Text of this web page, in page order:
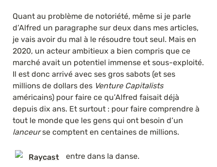
Quant au problème de notoriété, même si je parle
d’Alfred un paragraphe sur deux dans mes articles,
je vais avoir du mal à le résoudre tout seul. Mais en
2020, un acteur ambitieux a bien compris que ce
marché avait un potentiel immense et sous-exploité.
Il est donc arrivé avec ses gros sabots (et ses
millions de dollars des Venture Capitalists
américains) pour faire ce qu’Alfred faisait déjà
depuis dix ans. Et surtout : pour faire comprendre à
lanceur se comptent en centaines de millions.
Raycast
  entre dans la danse.